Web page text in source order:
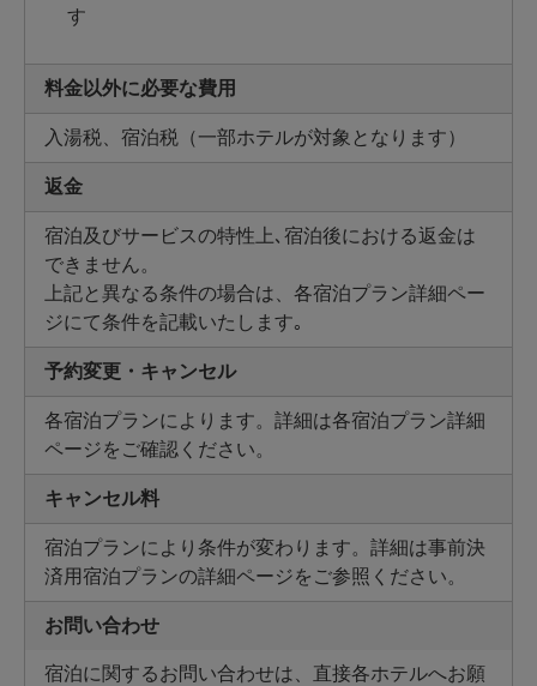
す
料金以外に必要な費用
入湯税、宿泊税（一部ホテルが対象となります）
返金
宿泊及びサービスの特性上､宿泊後における返金は
できません。
上記と異なる条件の場合は、各宿泊プラン詳細ペー
ジにて条件を記載いたします｡
予約変更・キャンセル
各宿泊プランによります。詳細は各宿泊プラン詳細
ページをご確認ください。
キャンセル料
宿泊プランにより条件が変わります。詳細は事前決
済用宿泊プランの詳細ページをご参照ください。
お問い合わせ
宿泊に関するお問い合わせは、直接各ホテルへお願